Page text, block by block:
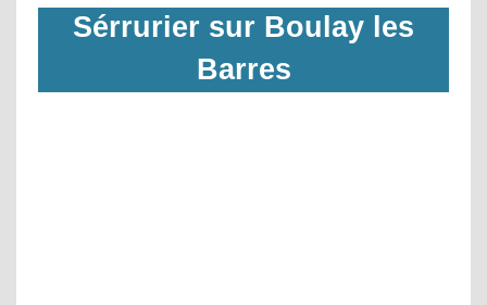
Sérrurier sur Boulay les
Barres